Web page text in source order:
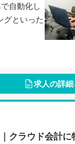
自動化し
グといった
求人の詳
クラウド会計